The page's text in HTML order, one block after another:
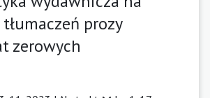
prozy
zerowych